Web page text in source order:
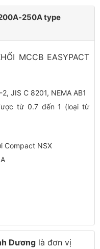
250A type
MCCB EASYPACT
JIS C 8201, NEMA AB1
từ 0.7 đến 1 (loại từ
Compact NSX
Dương là đơn vị